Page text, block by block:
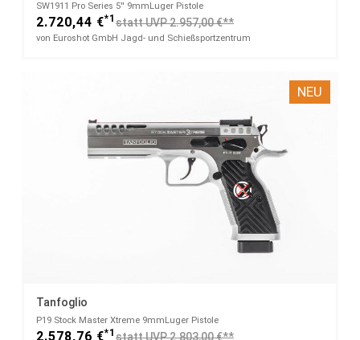
SW1911 Pro Series 5''​ 9mmLuger Pistole
2.720,44 €*1 statt UVP 2.957,00 €**
von Euroshot GmbH Jagd- und Schießsportzentrum
NEU
Tanfoglio
P19 Stock Master Xtreme​ 9mmLuger Pistole
2.578,76 €*1 statt UVP 2.803,00 €**